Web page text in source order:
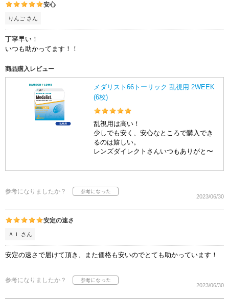
安心
りんご さん
丁寧早い！
いつも助かってます！！
商品購入レビュー
メダリスト66トーリック 乱視用 2WEEK
(6枚)
乱視用は高い！
少しでも安く、安心なところで購入でき
るのは嬉しい。
レンズダイレクトさんいつもありがと〜
参考になりましたか？
2023/06/30
安定の速さ
ＡＩ さん
安定の速さで届けて頂き、また価格も安いのでとても助かっています！
参考になりましたか？
2023/06/30